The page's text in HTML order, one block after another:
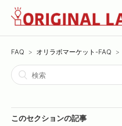
FAQ オリラボマーケット-FAQ
このセクションの記事